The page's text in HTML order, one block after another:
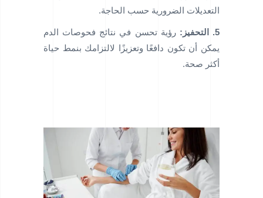
التعديلات الضرورية حسب الحاجة.
5. التحفيز:
رؤية تحسن في نتائج فحوصات الدم
يمكن أن تكون دافعًا وتعزيزًا لالتزامك بنمط حياة
أكثر صحة.